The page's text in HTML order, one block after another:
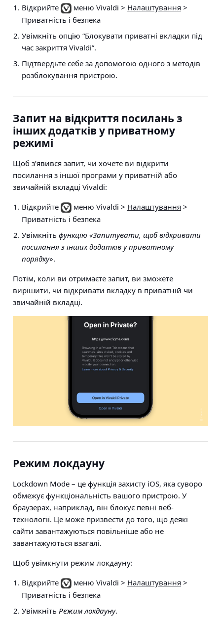
Відкрийте меню Vivaldi > Налаштування >
Приватність і безпека
Увімкніть опцію “Блокувати приватні вкладки під
час закриття Vivaldi”.
Підтвердьте себе за допомогою одного з методів
розблокування пристрою.
Запит на відкриття посилань з
інших додатків у приватному
режимі
Щоб з’явився запит, чи хочете ви відкрити
посилання з іншої програми у приватній або
звичайній вкладці Vivaldi:
Відкрийте
меню Vivaldi > Налаштування >
Приватність і безпека
Увімкніть функцію «Запитувати, щоб відкривати
посилання з інших додатків у приватному
порядку».
Потім, коли ви отримаєте запит, ви зможете
вирішити, чи відкривати вкладку в приватній чи
звичайній вкладці.
Режим локдауну
Lockdown Mode – це функція захисту iOS, яка суворо
обмежує функціональність вашого пристрою. У
браузерах, наприклад, він блокує певні веб-
технології. Це може призвести до того, що деякі
сайти завантажуються повільніше або не
завантажуються взагалі.
Щоб увімкнути режим локдауну:
Відкрийте
меню Vivaldi > Налаштування >
Приватність і безпека
Увімкніть Режим локдауну.